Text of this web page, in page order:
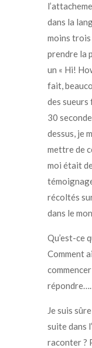
dans la
moins trois
prendre la
un « Hi!
fait,
des
30
dessus, je
mettre de
moi était
récoltés
dans le
Qu’est-ce
Comment
répondre….
Je suis
suite dans
raconter ?